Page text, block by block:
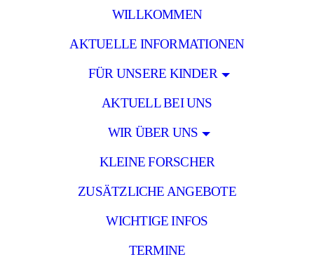
WILLKOMMEN
AKTUELLE INFORMATIONEN
FÜR UNSERE KINDER
AKTUELL BEI UNS
WIR ÜBER UNS
KLEINE FORSCHER
ZUSÄTZLICHE ANGEBOTE
WICHTIGE INFOS
TERMINE